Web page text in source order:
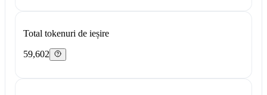
Total tokenuri de ieșire
59,602